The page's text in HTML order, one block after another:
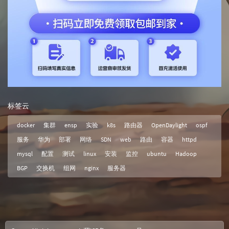
标签云
docker 集群 ensp 实验 k8s 路由器 OpenDaylight
ospf
服务
华为 部署 网络 SDN web 路由 容器
httpd
mysql
配置 测试 linux 安装 监控 ubuntu
Hadoop
BGP
交换机 组网 nginx 服务器